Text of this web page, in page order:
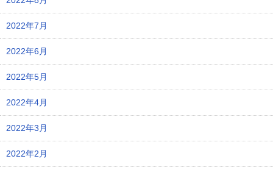
2022年7月
2022年6月
2022年5月
2022年4月
2022年3月
2022年2月